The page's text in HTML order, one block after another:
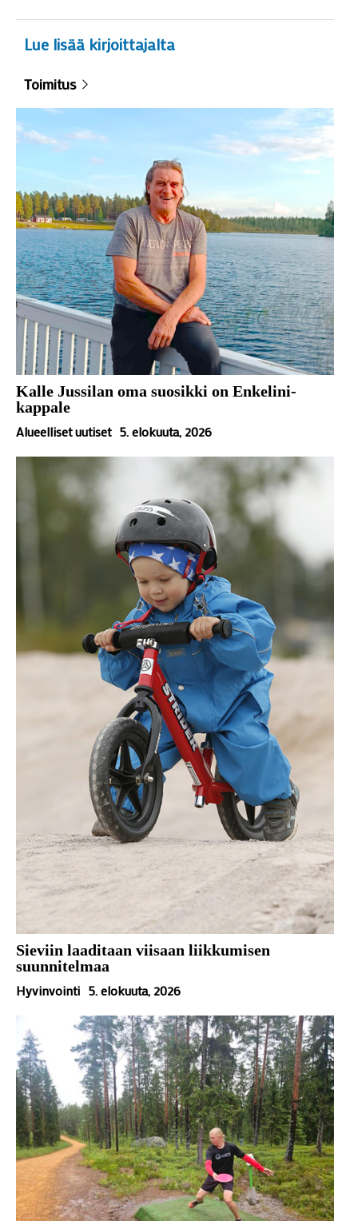
Lue lisää kirjoittajalta
Toimitus
Kalle Jussilan oma suosikki on Enkelini-
kappale
Alueelliset uutiset 5. elokuuta, 2026
Sieviin laaditaan viisaan liikkumisen
suunnitelmaa
Hyvinvointi 5. elokuuta, 2026